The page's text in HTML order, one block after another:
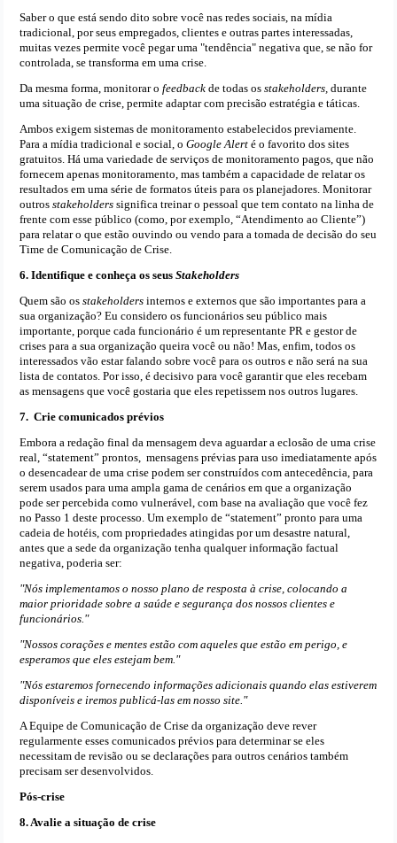
Saber o que está sendo dito sobre você nas redes sociais, na mídia
tradicional, por seus empregados, clientes e outras partes interessadas,
muitas vezes permite você pegar uma "tendência" negativa que, se não for
controlada, se transforma em uma crise.
Da mesma forma, monitorar o feedback de todas osstakeholders, durante
uma situação de crise, permite adaptar com precisão estratégia e táticas.
Ambos exigem sistemas de monitoramento estabelecidos previamente.
Para a mídia tradicional e social, oGoogle Alert é o favorito dos sites
gratuitos. Há uma variedade de serviços de monitoramento pagos, que não
fornecem apenas monitoramento, mas também a capacidade de relatar os
resultados em uma série de formatos úteis para os planejadores. Monitorar
outrosstakeholders significa treinar o pessoal que tem contato na linha de
frente com esse público (como, por exemplo, “Atendimento ao Cliente”)
para relatar o que estão ouvindo ou vendo para a tomada de decisão do seu
Time de Comunicação de Crise.
6. Identifique e conheça os seusStakeholders
Quem são osstakeholders internos e externos que são importantes para a
sua organização? Eu considero os funcionários seu público mais
importante, porque cada funcionário é um representante PR e gestor de
crises para a sua organização queira você ou não! Mas, enfim, todos os
interessados vão estar falando sobre você para os outros e não será na sua
lista de contatos. Por isso, é decisivo para você garantir que eles recebam
as mensagens que você gostaria que eles repetissem nos outros lugares.
7. Crie comunicados prévios
Embora a redação final da mensagem deva aguardar a eclosão de uma crise
real, “statement” prontos, mensagens prévias para uso imediatamente após
o desencadear de uma crise podem ser construídos com antecedência, para
serem usados para uma ampla gama de cenários em que a organização
pode ser percebida como vulnerável, com base na avaliação que você fez
no Passo 1 deste processo. Um exemplo de “statement” pronto para uma
cadeia de hotéis, com propriedades atingidas por um desastre natural,
antes que a sede da organização tenha qualquer informação factual
negativa, poderia ser:
"Nós implementamos o nosso plano de resposta à crise, colocando a
maior prioridade sobre a saúde e segurança dos nossos clientes e
funcionários."
"Nossos corações e mentes estão com aqueles que estão em perigo, e
esperamos que eles estejam bem."
"Nós estaremos fornecendo informações adicionais quando elas estiverem
disponíveis e iremos publicá-las em nosso site."
A Equipe de Comunicação de Crise da organização deve rever
regularmente esses comunicados prévios para determinar se eles
necessitam de revisão ou se declarações para outros cenários também
precisam ser desenvolvidos.
Pós-crise
8. Avalie a situação de crise